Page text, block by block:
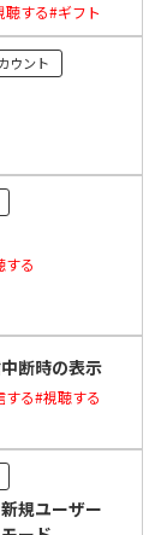
聴する#ギフト
ウント
する
断時の表示
する#視聴する
新規ユーザー